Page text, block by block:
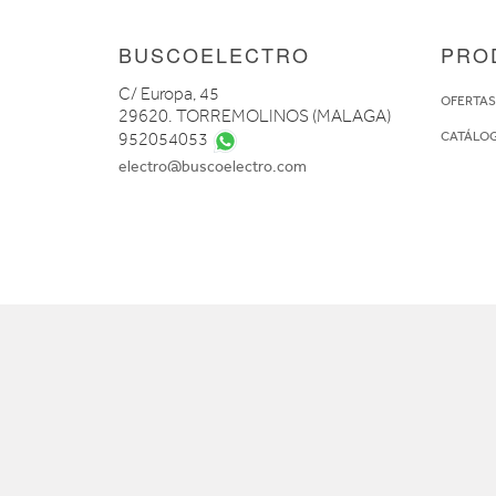
BUSCOELECTRO
C/ Europa, 45
29620. TORREMOLINOS (MALAGA)
952054053
electro@buscoelectro.com
OFERTAS